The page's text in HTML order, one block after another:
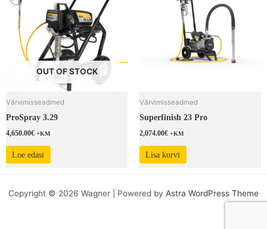
OUT OF STOCK
Värvimisseadmed
ProSpray 3.29
4,650.00€ +KM
Loe edasi
Värvimisseadmed
Superfinish 23 Pro
2,074.00€ +KM
Lisa korvi
Copyright © 2026 Wagner | Powered by Astra WordPress Theme